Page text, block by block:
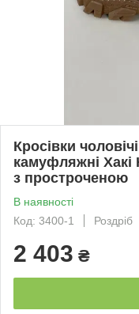
Кросівки
камуфляжні
з простроченою
В наявності
Код: 3400-1
Роздріб
2 403 ₴